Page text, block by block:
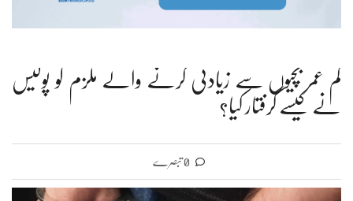
کم عمر بچیوں سے زیادتی کرنے والے ملزم کو پولیس
نے کیسے گرفتار کیا؟
0 تبصرے